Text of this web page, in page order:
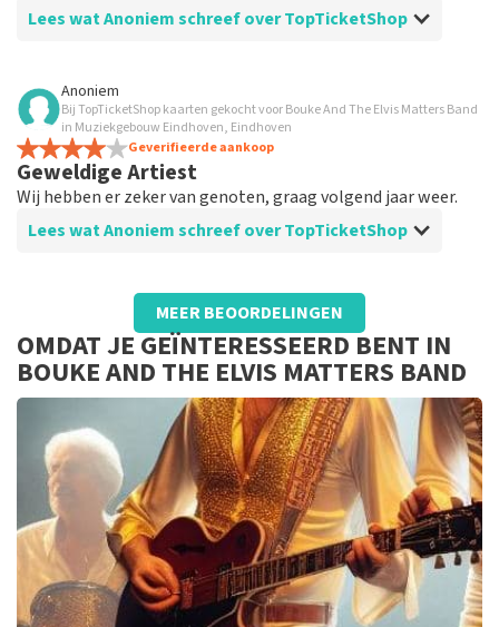
Lees wat Anoniem schreef over TopTicketShop
Beoordeling van Anoniem over
Makkelijke QR code van tickets
Ik kreeg mijn tickets heel fijn via de mail met QR code
die makkelijk te scannen was bij de ingang.
Anoniem
Bij TopTicketShop kaarten gekocht voor Bouke And The Elvis Matters Band
in Muziekgebouw Eindhoven, Eindhoven
Geverifieerde aankoop
Geweldige Artiest
Wij hebben er zeker van genoten, graag volgend jaar weer.
Lees wat Anoniem schreef over TopTicketShop
Beoordeling van Anoniem overTopTicketShop
Aankoop tickets
Goed georganiseerd, mag ook wel want we hebben
zeker 35% meer mogen betalen voor onze tickets.
MEER BEOORDELINGEN
OMDAT JE GEÏNTERESSEERD BENT IN
BOUKE AND THE ELVIS MATTERS BAND